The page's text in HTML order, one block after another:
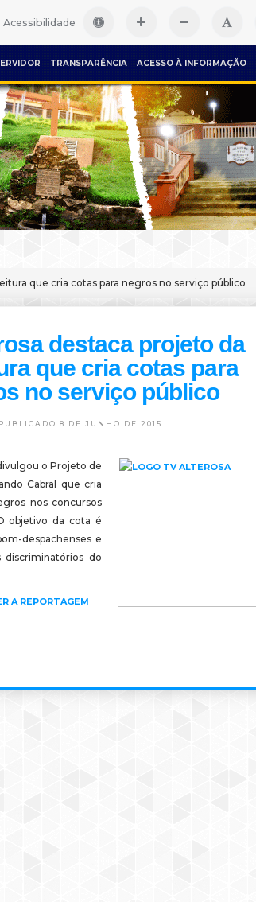
Acessibilidade
TRANSPARÊNCIA ACESSO À INFORMAÇÃO
que cria cotas para negros no serviço público
destaca projeto da
que cria cotas para
no serviço público
PUBLICADO 8 DE JUNHO DE 2015.
o Projeto de
Cabral que cria
nos concursos
objetivo da cota é
despachenses e
do
A REPORTAGEM